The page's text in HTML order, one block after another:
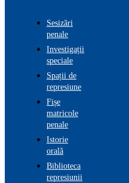
Sesizări
penale
Investigații
speciale
Spații de
represiune
Fișe
matricole
penale
Istorie
orală
Biblioteca
represiunii